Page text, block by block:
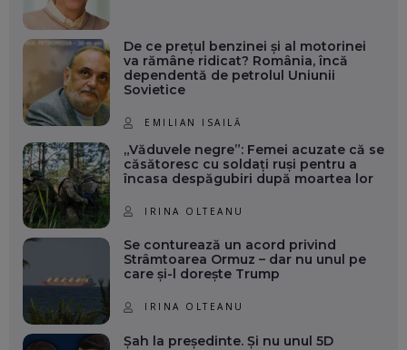
De ce prețul benzinei și al motorinei
va rămâne ridicat? România, încă
dependentă de petrolul Uniunii
Sovietice
EMILIAN ISAILĂ
„Văduvele negre”: Femei acuzate că se
căsătoresc cu soldați ruși pentru a
încasa despăgubiri după moartea lor
IRINA OLTEANU
Se conturează un acord privind
Strâmtoarea Ormuz – dar nu unul pe
care și-l dorește Trump
IRINA OLTEANU
Șah la președinte. Și nu unul 5D